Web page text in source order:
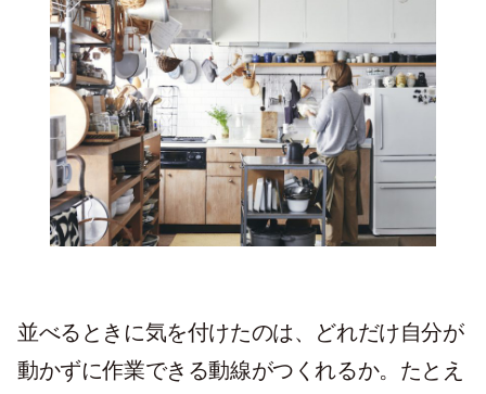
並べるときに気を付けたのは、どれだけ自分が
動かずに作業できる動線がつくれるか。たとえ